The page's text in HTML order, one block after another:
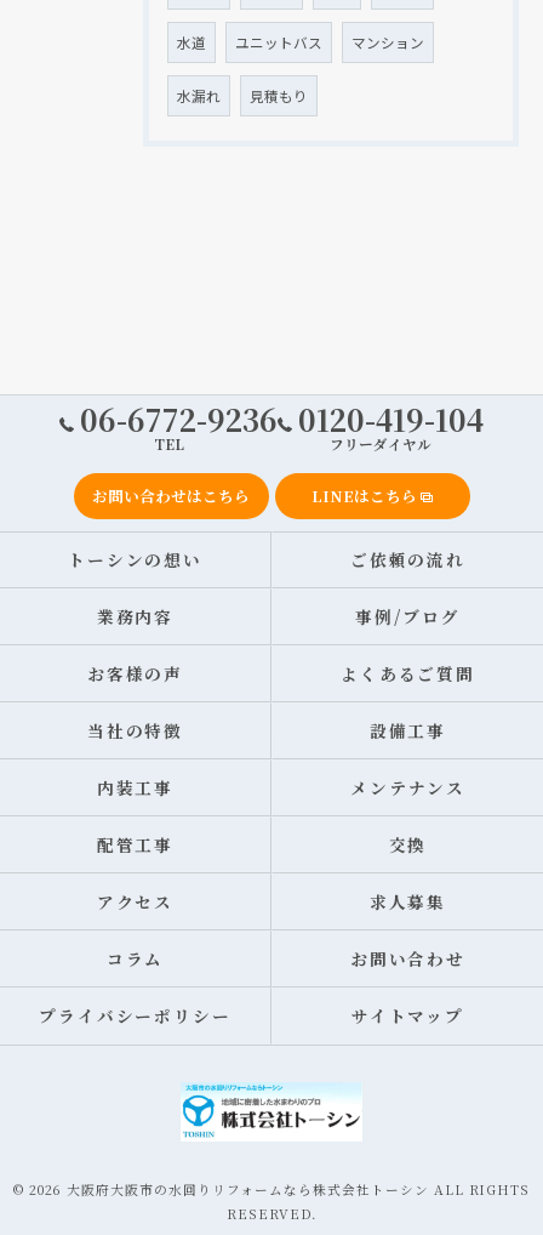
水道 ユニットバス マンション
水漏れ 見積もり
06-6772-9236
TEL
0120-419-104
フリーダイヤル
お問い合わせはこちら LINEはこちら
トーシンの想い ご依頼の流れ
業務内容 事例/ブログ
お客様の声 よくあるご質問
当社の特徴 設備工事
内装工事 メンテナンス
配管工事 交換
アクセス 求人募集
コラム お問い合わせ
プライバシーポリシー サイトマップ
© 2026 大阪府大阪市の水回りリフォームなら株式会社トーシン ALL RIGHTS
RESERVED.